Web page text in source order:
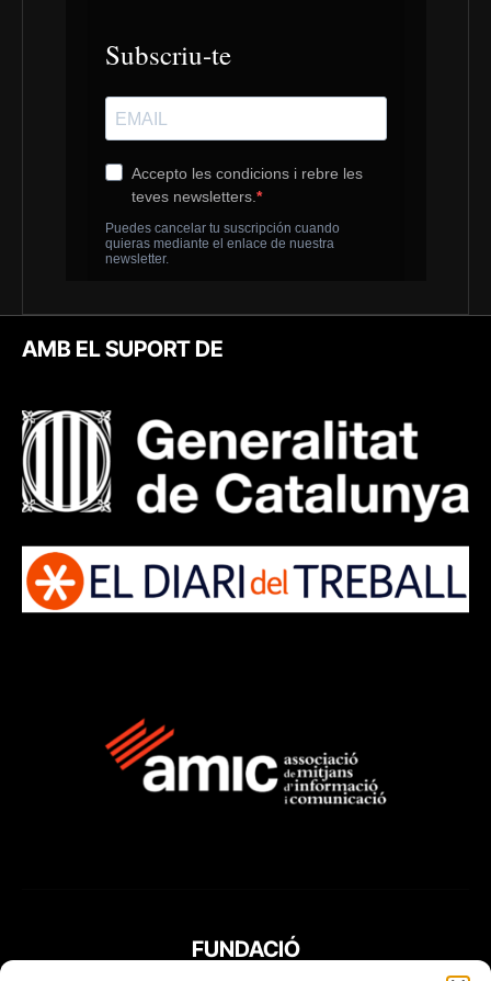
AMB EL SUPORT DE
FUNDACIÓ